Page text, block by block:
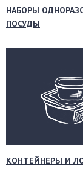
НАБОРЫ
ПОСУДЫ
КОНТЕЙНЕРЫ И